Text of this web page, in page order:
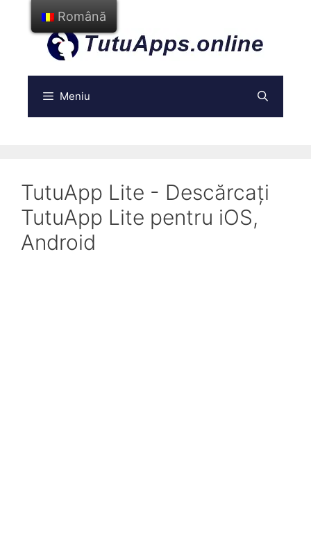
conținut
Meniu
TutuApp Lite - Descărcați
TutuApp Lite pentru iOS,
Android
Română